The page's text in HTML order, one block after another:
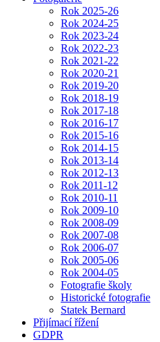
Rok 2025-26
Rok 2024-25
Rok 2023-24
Rok 2022-23
Rok 2021-22
Rok 2020-21
Rok 2019-20
Rok 2018-19
Rok 2017-18
Rok 2016-17
Rok 2015-16
Rok 2014-15
Rok 2013-14
Rok 2012-13
Rok 2011-12
Rok 2010-11
Rok 2009-10
Rok 2008-09
Rok 2007-08
Rok 2006-07
Rok 2005-06
Rok 2004-05
Fotografie školy
Historické fotografie
Statek Bernard
Přijímací řížení
GDPR